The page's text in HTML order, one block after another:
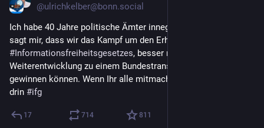
@ulrichkelber@bonn.social
Ich habe 40 Jahre politische Ämter innegehabt. Mein Intuition
#Informationsfreiheitsgesetzes, besser noch die
Weiterentwicklung zu einem Bundestransparenzgesetz,
gewinnen können. Wenn Ihr alle mitmacht, da ist Bewegung
drin #ifg
17 714 811